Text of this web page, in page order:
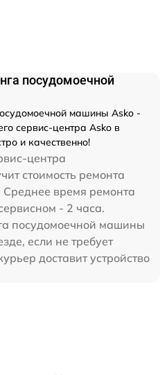
посудомоечной
машины Asko -
сервис-центра Asko в
и качественно!
центра
стоимость ремонта
время ремонта
- 2 часа.
посудомоечной машины
если не требует
доставит устройство